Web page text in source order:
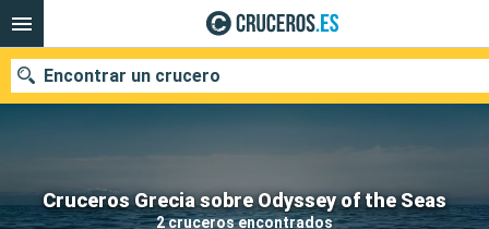
Cruceros Grecia sobre Odyssey of the Seas
2 cruceros encontrados
Encontrar un crucero
Nuestros destinos